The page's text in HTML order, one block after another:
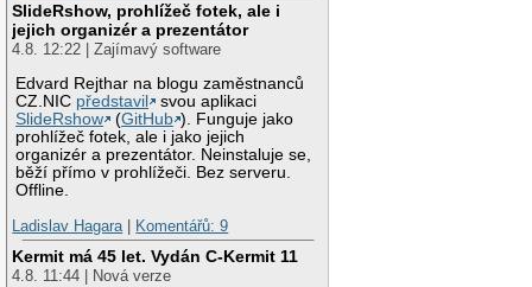
SlideRshow, prohlížeč fotek, ale i
jejich organizér a prezentátor
4.8. 12:22 | Zajímavý software
Edvard Rejthar na blogu zaměstnanců
CZ.NIC představil
svou aplikaci
SlideRshow
(GitHub ). Funguje jako
prohlížeč fotek, ale i jako jejich
organizér a prezentátor. Neinstaluje se,
běží přímo v prohlížeči. Bez serveru.
Offline.
Ladislav Hagara | Komentářů: 9
Kermit má 45 let. Vydán C-Kermit 11
4.8. 11:44 | Nová verze